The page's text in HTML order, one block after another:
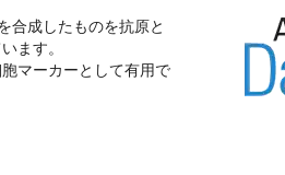
合成したものを抗原と
ます。
マーカーとして有用で